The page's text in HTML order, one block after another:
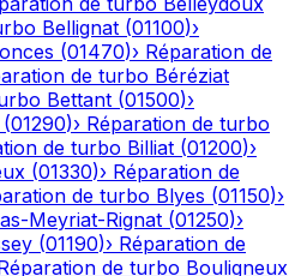
Bellignat (01100)›
(01470)› Réparation de
de turbo Béréziat
Bettant (01500)›
(01290)› Réparation de turbo
de turbo Billiat (01200)›
(01330)› Réparation de
de turbo Blyes (01150)›
Meyriat-Rignat (01250)›
(01190)› Réparation de
de turbo Bouligneux